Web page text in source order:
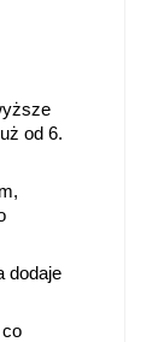
od 6.
dodaje